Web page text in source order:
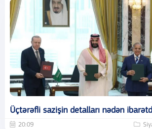
Üçtərəfli sazişin detalları nədən
20:09